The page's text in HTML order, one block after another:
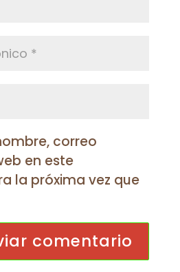
correo
en este
la próxima vez que